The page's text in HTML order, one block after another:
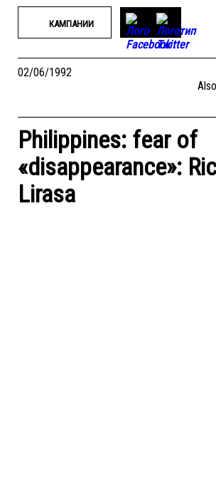
КАМПАНИИ
02/06/1992
Philippines: fear of
«disappearance»:
Lirasa